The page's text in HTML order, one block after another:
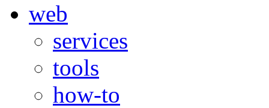
web
services
tools
how-to